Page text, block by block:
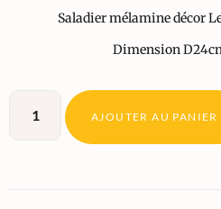
Saladier mélamine décor
Dimension
AJOUTER AU PANIER